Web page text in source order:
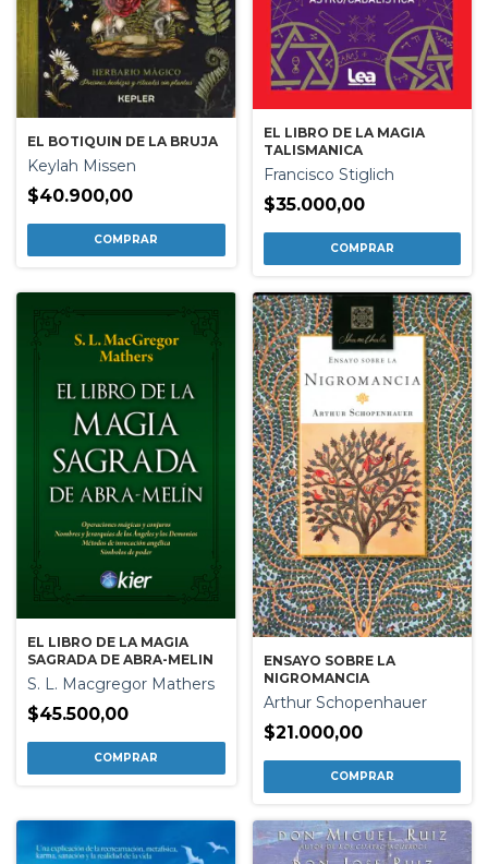
EL BOTIQUIN DE LA BRUJA
Keylah Missen
$40.900,00
EL LIBRO DE LA MAGIA
TALISMANICA
Francisco Stiglich
$35.000,00
EL LIBRO DE LA MAGIA
SAGRADA DE ABRA-MELIN
S. L. Macgregor Mathers
$45.500,00
ENSAYO SOBRE LA
NIGROMANCIA
Arthur Schopenhauer
$21.000,00